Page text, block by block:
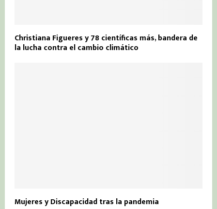
Christiana Figueres y 78 científicas más, bandera de
la lucha contra el cambio climático
Mujeres y Discapacidad tras la pandemia